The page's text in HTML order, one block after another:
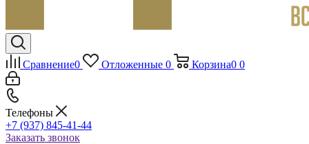
Сравнение0 Отложенные 0 Корзина0 0
Телефоны
+7 (937) 845-41-44
Заказать звонок